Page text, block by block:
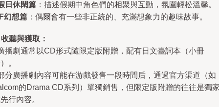
日休閑篇 ：描述假期中角色們的相聚與互動，氛圍輕松溫馨。
幻想篇 ：偶爾會有一些非正統的、充滿想象力的趣味故事。
聽與獲取：
播劇通常以CD形式隨限定版附贈，配有日文臺詞本（小冊
。
分廣播劇內容可能在游戲發售一段時間后，通過官方渠道（如
的Drama CD系列）單獨銷售，但限定版附贈的往往是獨
行內容。